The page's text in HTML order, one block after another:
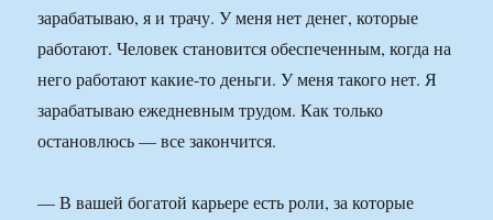
зарабатываю, я и трачу. У меня нет денег, которые
работают. Человек становится обеспеченным, когда на
него работают какие-то деньги. У меня такого нет. Я
зарабатываю ежедневным трудом. Как только
остановлюсь — все закончится.
— В вашей богатой карьере есть роли, за которые